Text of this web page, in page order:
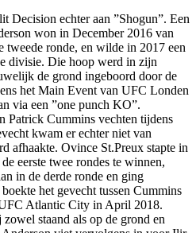
Decision echter aan ”Shogun”. Een
won in December 2016 van
ronde, en wilde in 2017 een
divisie. Die hoop werd in zijn
de grond ingeboord door de
het Main Event van UFC Londen
via een ”one punch KO”.
Patrick Cummins vechten tijdens
kwam er echter niet van
afhaakte. Ovince St.Preux stapte in
eerste twee rondes te winnen,
in de derde ronde en ging
het gevecht tussen Cummins
Atlantic City in April 2018.
staand als op de grond en